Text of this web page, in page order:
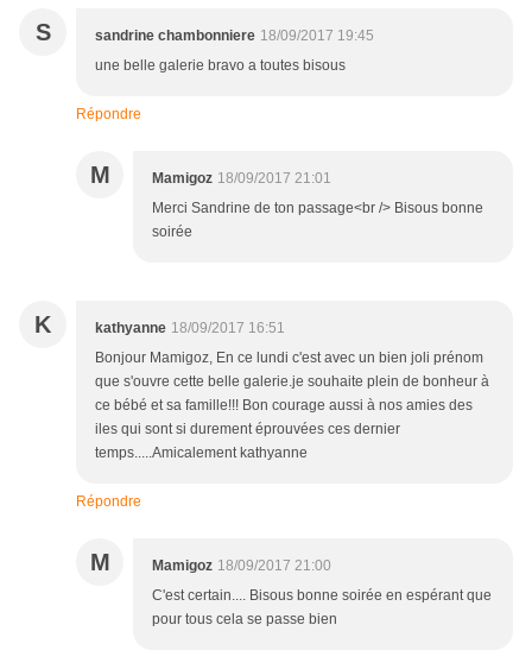
S sandrine chambonniere 18/09/2017 19:45
une belle galerie bravo a toutes bisous
Répondre
M Mamigoz 18/09/2017 21:01
Merci Sandrine de ton passage<br /> Bisous bonne
soirée
K kathyanne 18/09/2017 16:51
Bonjour Mamigoz, En ce lundi c'est avec un bien joli prénom
que s'ouvre cette belle galerie.je souhaite plein de bonheur à
ce bébé et sa famille!!! Bon courage aussi à nos amies des
iles qui sont si durement éprouvées ces dernier
temps.....Amicalement kathyanne
Répondre
M Mamigoz 18/09/2017 21:00
C'est certain.... Bisous bonne soirée en espérant que
pour tous cela se passe bien